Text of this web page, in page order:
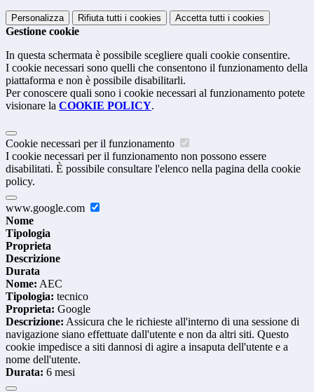
Personalizza Rifiuta tutti i cookies Accetta tutti i cookies
Gestione cookie
In questa schermata è possibile scegliere quali cookie consentire.
I cookie necessari sono quelli che consentono il funzionamento della
piattaforma e non è possibile disabilitarli.
Per conoscere quali sono i cookie necessari al funzionamento potete
visionare la COOKIE POLICY.
Cookie necessari per il funzionamento
I cookie necessari per il funzionamento non possono essere
disabilitati. È possibile consultare l'elenco nella pagina della cookie
policy.
www.google.com
Nome
Tipologia
Proprieta
Descrizione
Durata
Nome: AEC
Tipologia: tecnico
Proprieta: Google
Descrizione: Assicura che le richieste all'interno di una sessione di
navigazione siano effettuate dall'utente e non da altri siti. Questo
cookie impedisce a siti dannosi di agire a insaputa dell'utente e a
nome dell'utente.
Durata: 6 mesi